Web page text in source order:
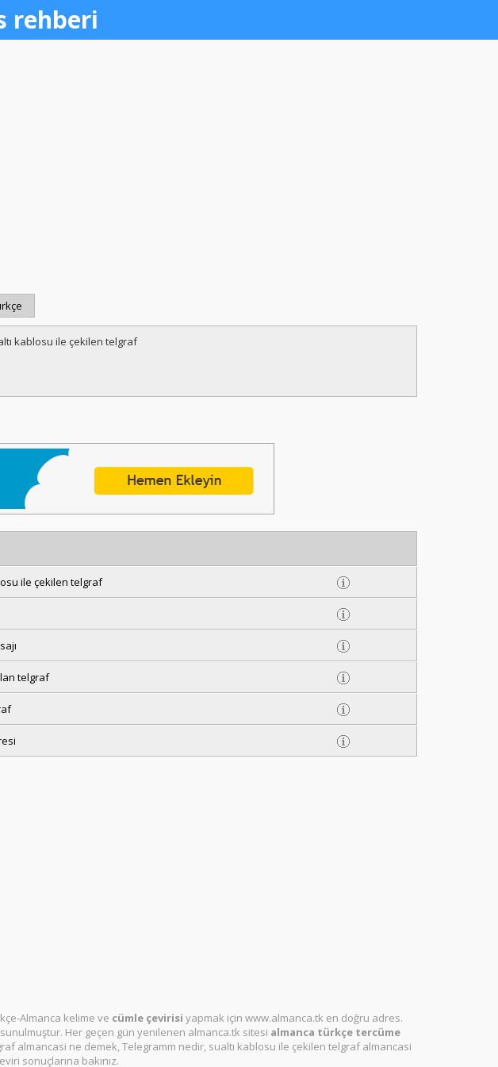
rehberi
ile çekilen telgraf
telgraf
Almanca kelime ve cümle çevirisi yapmak için www.almanca.tk en doğru adres.
Her geçen gün yenilenen almanca.tk sitesi almanca türkçe tercüme
almancasi ne demek, Telegramm nedir, sualtı kablosu ile çekilen telgraf almancasi
sonuçlarına bakınız.